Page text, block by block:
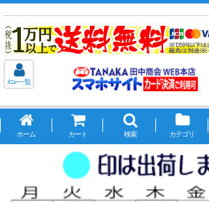
ﾒﾆｭｰ一覧
ホーム カート 検索 カテゴリ